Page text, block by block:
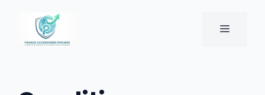
contenu
MENU